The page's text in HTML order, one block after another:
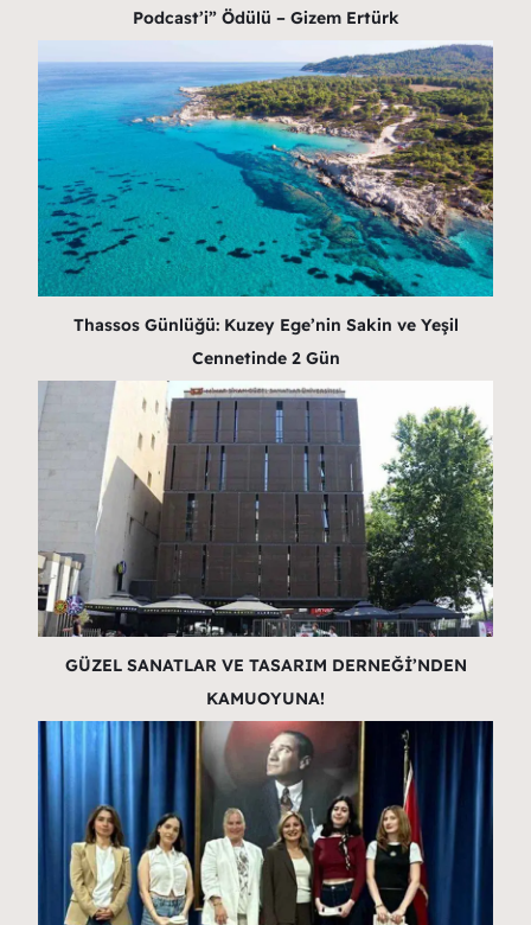
Podcast’i” Ödülü – Gizem Ertürk
Thassos Günlüğü: Kuzey Ege’nin Sakin ve Yeşil
Cennetinde 2 Gün
GÜZEL SANATLAR VE TASARIM DERNEĞİ’NDEN
KAMUOYUNA!